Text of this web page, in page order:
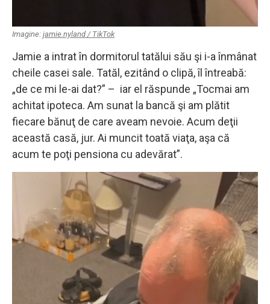
Imagine: jamie.nyland / TikTok
Jamie a intrat în dormitorul tatălui său şi i-a înmânat
cheile casei sale. Tatăl, ezitând o clipă, îl întreabă:
„de ce mi le-ai dat?” – iar el răspunde „Tocmai am
achitat ipoteca. Am sunat la bancă şi am plătit
fiecare bănuţ de care aveam nevoie. Acum deţii
această casă, jur. Ai muncit toată viaţa, aşa că
acum te poţi pensiona cu adevărat”.